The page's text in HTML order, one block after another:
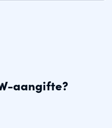
aangifte?